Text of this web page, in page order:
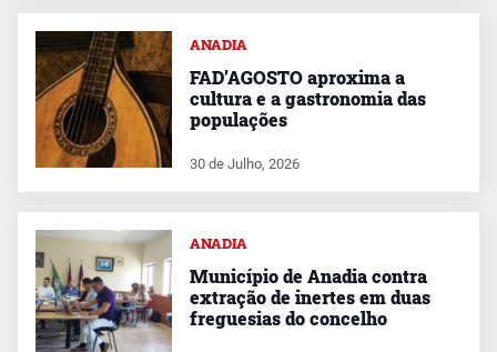
ANADIA
FAD’AGOSTO aproxima a
cultura e a gastronomia das
populações
30 de Julho, 2026
ANADIA
Município de Anadia contra
extração de inertes em duas
freguesias do concelho